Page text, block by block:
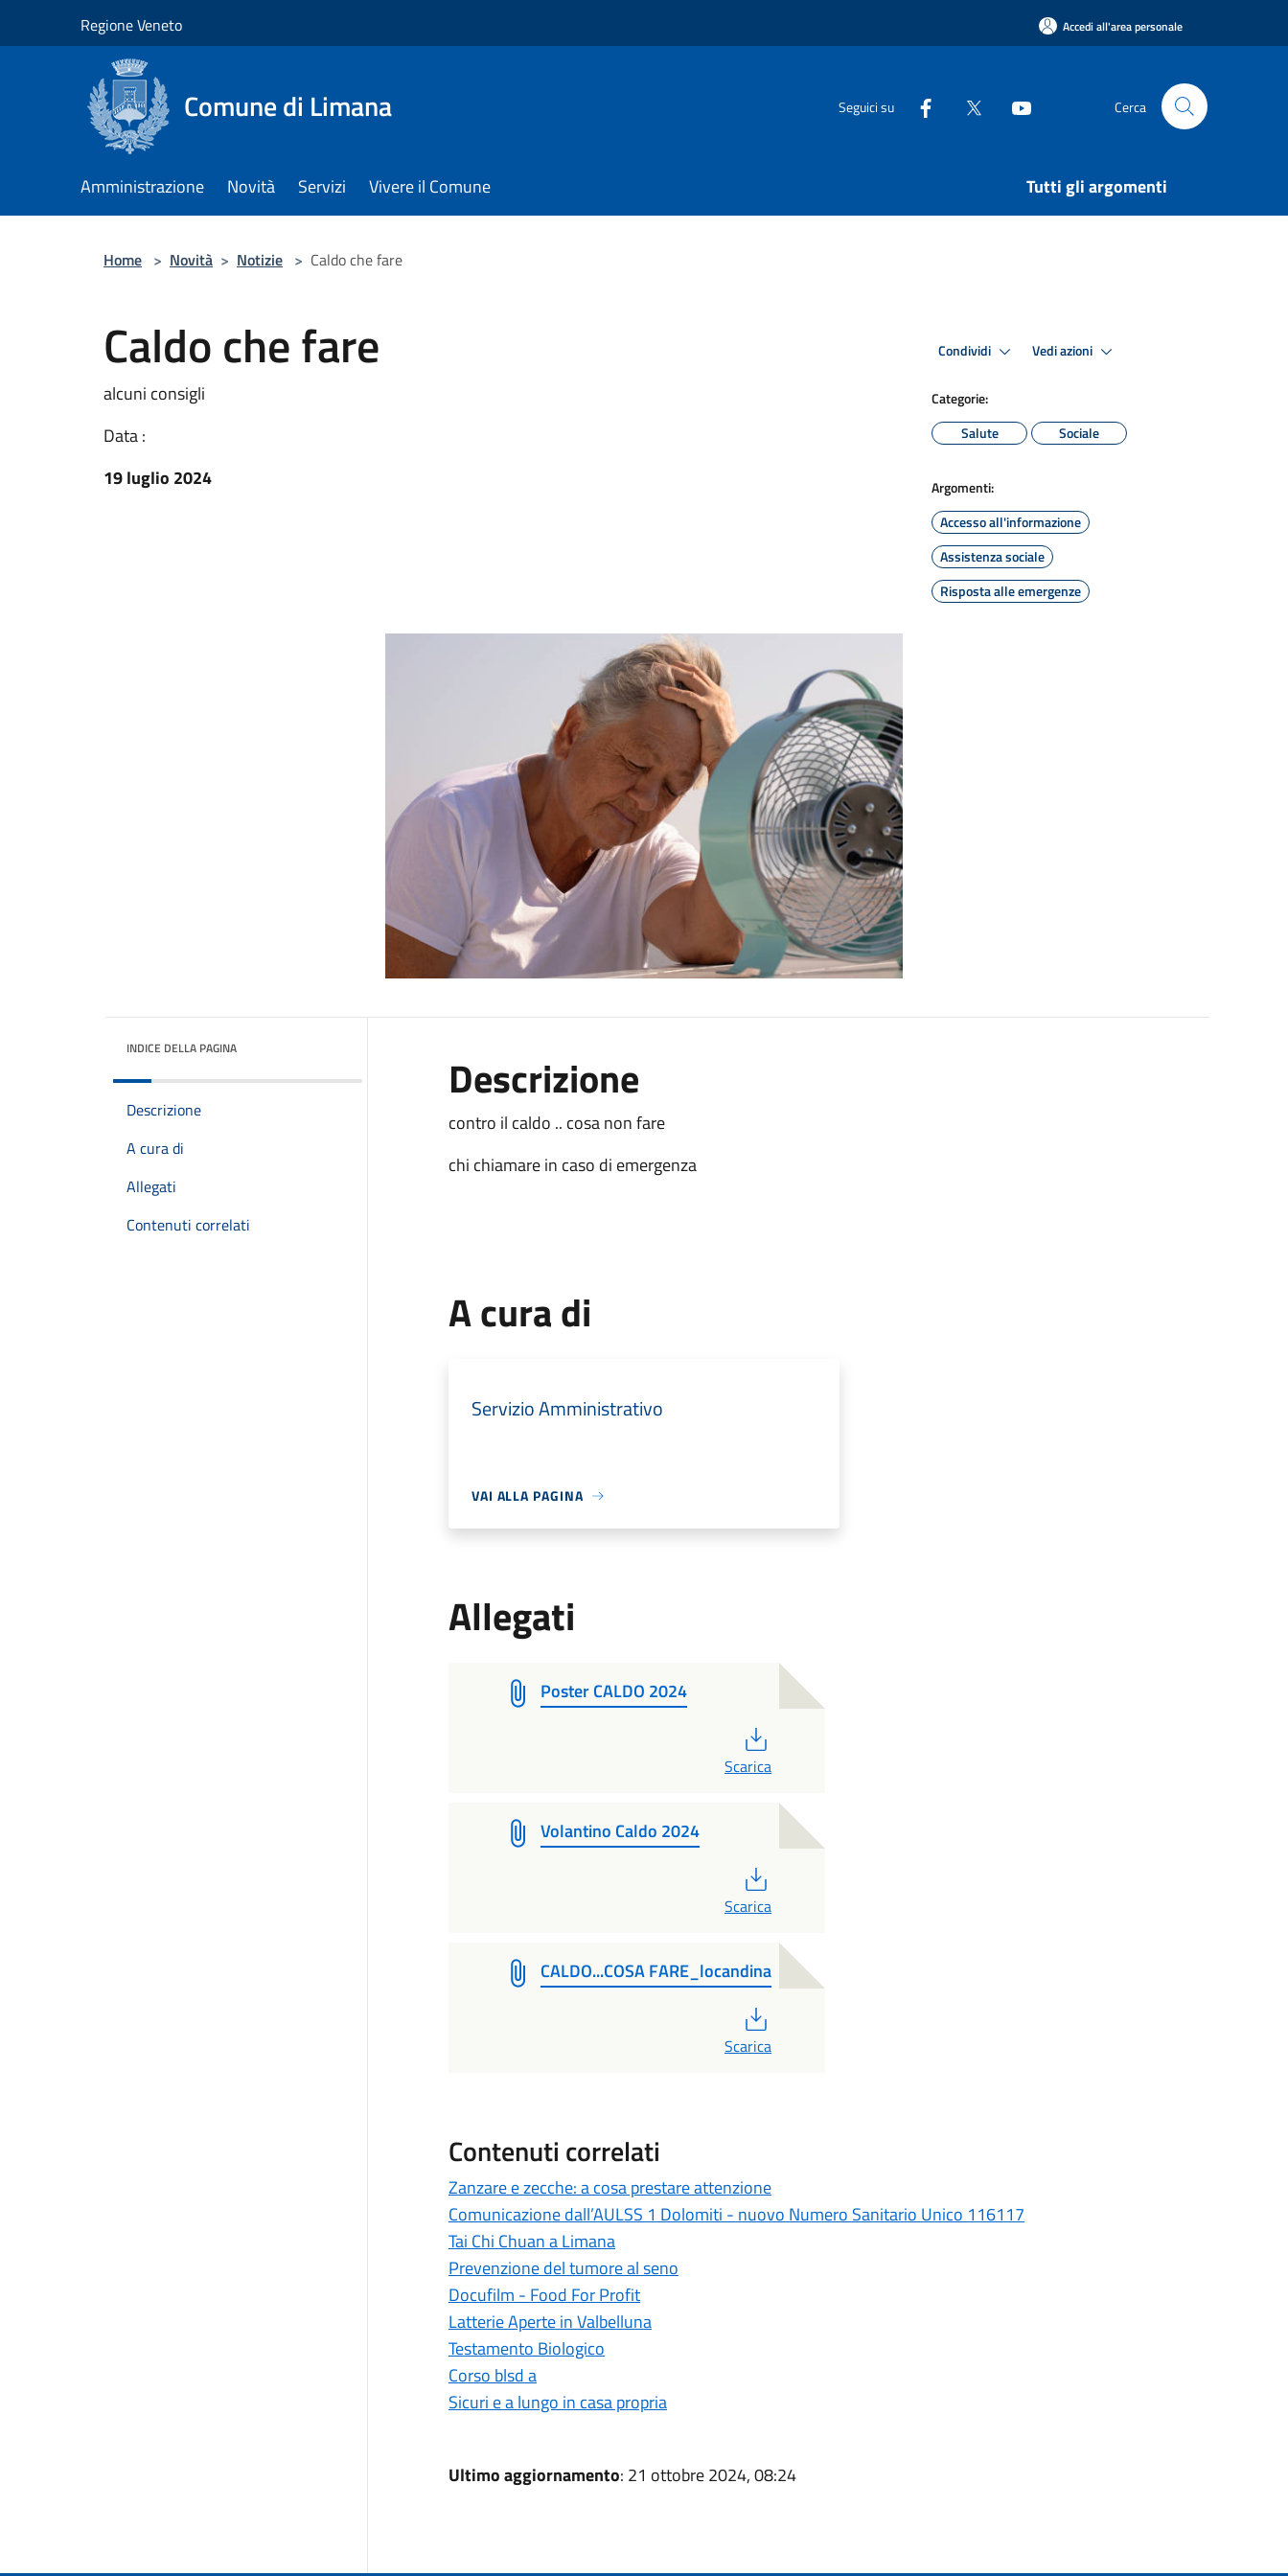
Regione Veneto Accedi all'area personale
Comune di Limana Seguici su Cerca
Amministrazione Novità Servizi Vivere il Comune Tutti gli argomenti
Home > Novità > Notizie > Caldo che fare
Caldo che fare
alcuni consigli
Data :
19 luglio 2024
Condividi Vedi azioni
Categorie:
Salute
Sociale
Argomenti:
Accesso all'informazione
Assistenza sociale
Risposta alle emergenze
INDICE DELLA PAGINA
Descrizione
A cura di
Allegati
Contenuti correlati
Descrizione
contro il caldo .. cosa non fare
chi chiamare in caso di emergenza
A cura di
Servizio Amministrativo
VAI ALLA PAGINA
Allegati
Poster CALDO 2024
Scarica
Volantino Caldo 2024
Scarica
CALDO...COSA FARE_locandina
Scarica
Contenuti correlati
Zanzare e zecche: a cosa prestare attenzione
Comunicazione dall’AULSS 1 Dolomiti - nuovo Numero Sanitario Unico 116117
Tai Chi Chuan a Limana
Prevenzione del tumore al seno
Docufilm - Food For Profit
Latterie Aperte in Valbelluna
Testamento Biologico
Corso blsd a
Sicuri e a lungo in casa propria
Ultimo aggiornamento: 21 ottobre 2024, 08:24